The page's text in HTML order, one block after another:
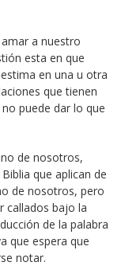
a nuestro
esta en que
en una u otra
que tienen
puede dar lo que
de nosotros,
que aplican de
de nosotros, pero
callados bajo la
de la palabra
que espera que
notar.